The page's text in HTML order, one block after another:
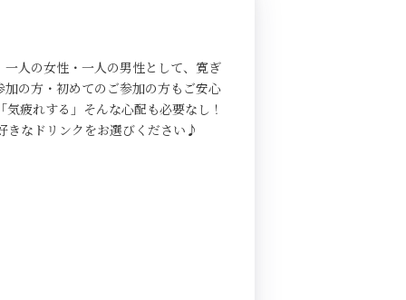
人の女性・一人の男性として、寛ぎ
の方・初めてのご参加の方もご安心
疲れする」そんな心配も必要なし！
きなドリンクをお選びください♪